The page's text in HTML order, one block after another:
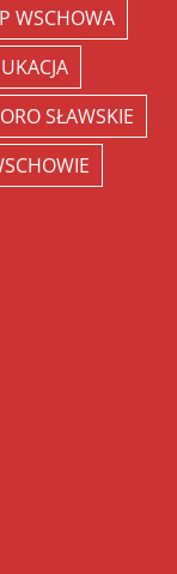
WSCHOWA
SŁAWSKIE